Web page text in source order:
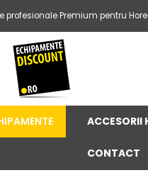
profesionale Premium pentru
ACCESORII
CONTACT